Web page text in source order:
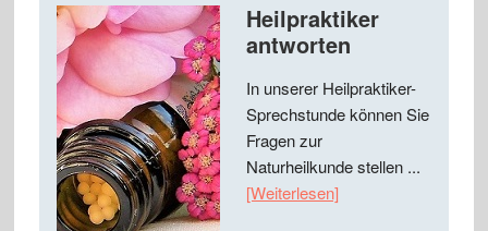
Heilpraktiker
antworten
In unserer Heilpraktiker-
Sprechstunde können Sie
Fragen zur
Naturheilkunde stellen ...
[Weiterlesen]